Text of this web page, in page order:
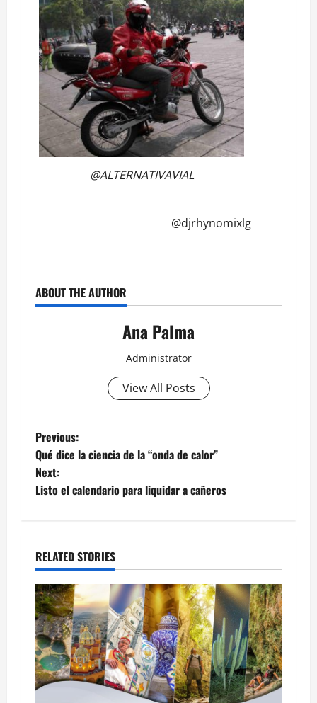
@ALTERNATIVAVIAL
@djrhynomixlg
ABOUT THE AUTHOR
Ana Palma
Administrator
View All Posts
Post
navigation
Previous:
Qué dice la ciencia de la “onda de calor”
Next:
Listo el calendario para liquidar a cañeros
RELATED STORIES